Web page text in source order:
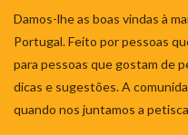
Damos-lhe as boas vindas à
Portugal. Feito por pessoas
para pessoas que gostam de
dicas e sugestões. A
quando nos juntamos a